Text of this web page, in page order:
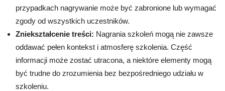
przypadkach nagrywanie może być zabronione lub wymagać
zgody od wszystkich uczestników.
Zniekształcenie treści: Nagrania szkoleń mogą nie zawsze
oddawać pełen kontekst i atmosferę szkolenia. Część
informacji może zostać utracona, a niektóre elementy mogą
być trudne do zrozumienia bez bezpośredniego udziału w
szkoleniu.